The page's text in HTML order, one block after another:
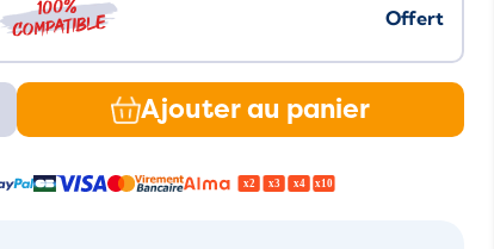
100%
compatible Offert
Ajouter au panier